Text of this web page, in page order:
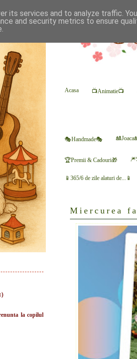
Acasa 📺Animatie📺
🎭Handmade🎭
🏆Premii & Cadouri🎁
📱365/6 de zile alaturi de...📱
Miercurea
la copilul
its services and to analyze traffic.
and security metrics to ensure